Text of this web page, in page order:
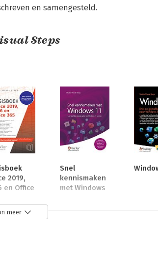
en samengesteld.
Steps
2019,
en Office
Snel
kennismaken
met Windows
meer